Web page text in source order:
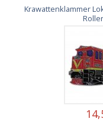
Krawattenklammer